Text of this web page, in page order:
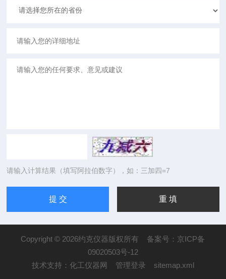
请输入计算结果（填写阿拉伯数字），如：三加四=7
Copyright © 2026约克仪器版权所有 备案号：京ICP备
09020503号-12
技术支持： 化工仪器网 管理登录 sitemap.xml